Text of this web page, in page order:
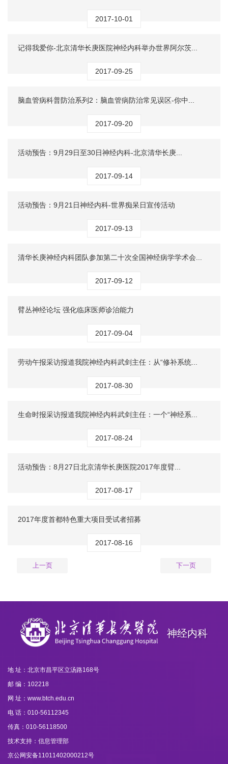
2017-10-01
记得我爱你-北京清华长庚医院神经内科举办世界阿尔茨...
2017-09-25
脑血管病科普防治系列2：脑血管病防治常见误区-你中...
2017-09-20
活动预告：9月29日至30日神经内科-北京清华长庚...
2017-09-14
活动预告：9月21日神经内科-世界痴呆日宣传活动
2017-09-13
清华长庚神经内科团队参加第二十次全国神经病学学术会...
2017-09-12
臂丛神经论坛 强化临床医师诊治能力
2017-09-04
劳动午报采访报道我院神经内科武剑主任：从“修补系统...
2017-08-30
生命时报采访报道我院神经内科武剑主任：一个“神经系...
2017-08-24
活动预告：8月27日北京清华长庚医院2017年度臂...
2017-08-17
2017年度首都特色重大项目受试者招募
2017-08-16
上一页 下一页
神经内科
地 址：北京市昌平区立汤路168号
邮 编：102218
网 址：www.btch.edu.cn
电 话：010-56112345
传真：010-56118500
技术支持：信息管理部
京公网安备11011402000212号